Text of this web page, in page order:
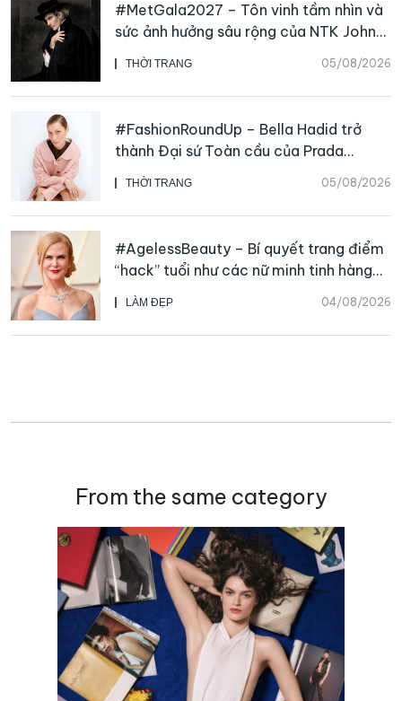
THỜI TRANG 05/08/2026
#MetGala2027 – Tôn vinh tầm nhìn và
sức ảnh hưởng sâu rộng của NTK John
Galliano
THỜI TRANG 05/08/2026
#FashionRoundUp – Bella Hadid trở
thành Đại sứ Toàn cầu của Prada
Beauty, CHANEL mua lại Charvet
LÀM ĐẸP 04/08/2026
#AgelessBeauty – Bí quyết trang điểm
“hack” tuổi như các nữ minh tinh hàng
đầu
From the same category